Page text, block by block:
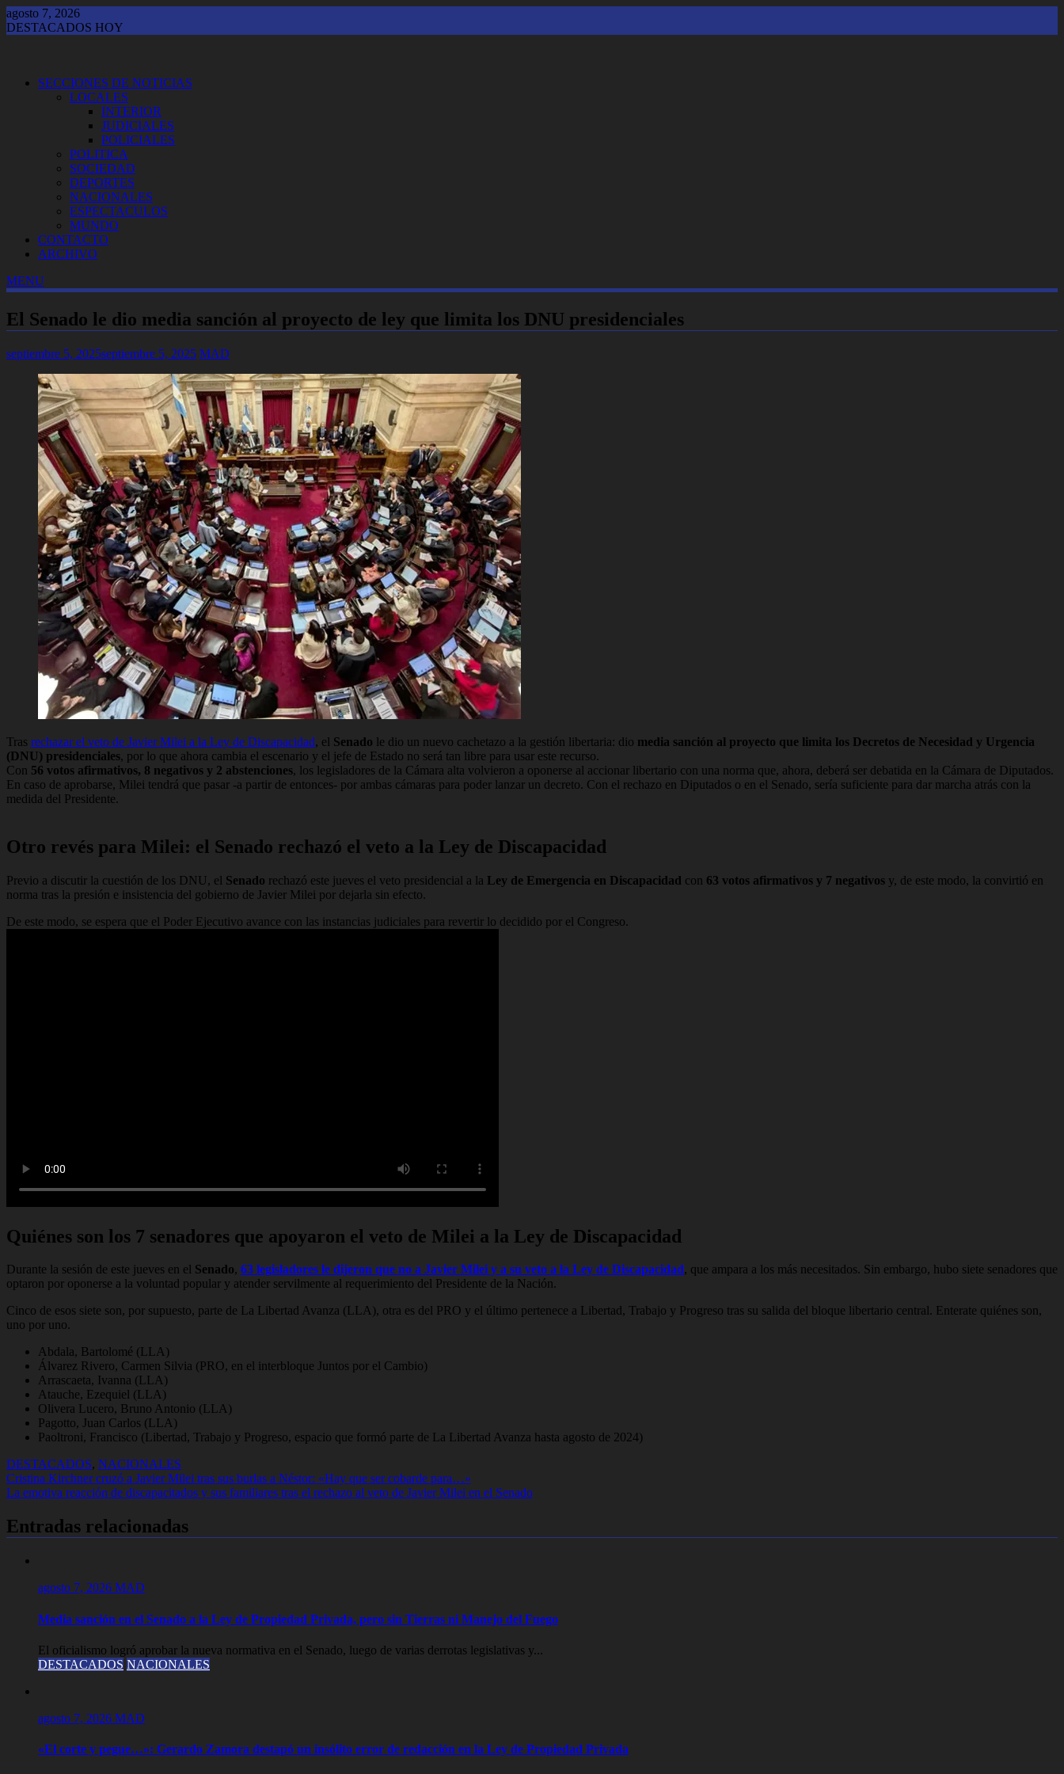
Saltar
al
agosto 7, 2026
DESTACADOS HOY
SECCIONES DE NOTICIAS
LOCALES
INTERIOR
JUDICIALES
POLICIALES
POLITICA
SOCIEDAD
DEPORTES
NACIONALES
ESPECTACULOS
MUNDO
CONTACTO
ARCHIVO
MENU
El Senado le dio media sanción al proyecto de ley que limita los DNU presidenciales
septiembre 5, 2025septiembre 5, 2025 MAD
Tras rechazar el veto de Javier Milei a la Ley de Discapacidad, el Senado le dio un nuevo cachetazo a la gestión libertaria: dio media sanción al proyecto que limita los Decretos de Necesidad y Urgencia
(DNU) presidenciales, por lo que ahora cambia el escenario y el jefe de Estado no será tan libre para usar este recurso.
Con 56 votos afirmativos, 8 negativos y 2 abstenciones, los legisladores de la Cámara alta volvieron a oponerse al accionar libertario con una norma que, ahora, deberá ser debatida en la Cámara de Diputados.
En caso de aprobarse, Milei tendrá que pasar -a partir de entonces- por ambas cámaras para poder lanzar un decreto. Con el rechazo en Diputados o en el Senado, sería suficiente para dar marcha atrás con la
medida del Presidente.
Otro revés para Milei: el Senado rechazó el veto a la Ley de Discapacidad
Previo a discutir la cuestión de los DNU, el Senado rechazó este jueves el veto presidencial a la Ley de Emergencia en Discapacidad con 63 votos afirmativos y 7 negativos y, de este modo, la convirtió en
norma tras la presión e insistencia del gobierno de Javier Milei por dejarla sin efecto.
De este modo, se espera que el Poder Ejecutivo avance con las instancias judiciales para revertir lo decidido por el Congreso.
Quiénes son los 7 senadores que apoyaron el veto de Milei a la Ley de Discapacidad
Durante la sesión de este jueves en el Senado, 63 legisladores le dijeron que no a Javier Milei y a su veto a la Ley de Discapacidad, que ampara a los más necesitados. Sin embargo, hubo siete senadores que
optaron por oponerse a la voluntad popular y atender servilmente al requerimiento del Presidente de la Nación.
Cinco de esos siete son, por supuesto, parte de La Libertad Avanza (LLA), otra es del PRO y el último pertenece a Libertad, Trabajo y Progreso tras su salida del bloque libertario central. Enterate quiénes son,
uno por uno.
Abdala, Bartolomé (LLA)
Álvarez Rivero, Carmen Silvia (PRO, en el interbloque Juntos por el Cambio)
Arrascaeta, Ivanna (LLA)
Atauche, Ezequiel (LLA)
Olivera Lucero, Bruno Antonio (LLA)
Pagotto, Juan Carlos (LLA)
Paoltroni, Francisco (Libertad, Trabajo y Progreso, espacio que formó parte de La Libertad Avanza hasta agosto de 2024)
DESTACADOS, NACIONALES
Navegación
de
entradas
Cristina Kirchner cruzó a Javier Milei tras sus burlas a Néstor: «Hay que ser cobarde para…»
La emotiva reacción de discapacitados y sus familiares tras el rechazo al veto de Javier Milei en el Senado
Entradas relacionadas
agosto 7, 2026 MAD
Media sanción en el Senado a la Ley de Propiedad Privada, pero sin Tierras ni Manejo del Fuego
El oficialismo logró aprobar la nueva normativa en el Senado, luego de varias derrotas legislativas y...
DESTACADOS NACIONALES
agosto 7, 2026 MAD
«El corte y pegue…»: Gerardo Zamora destapó un insólito error de redacción en la Ley de Propiedad Privada